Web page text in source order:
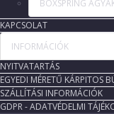
BOXSPRING
KAPCSOLAT
INFORMÁCIÓK
NYITVATARTÁS
EGYEDI MÉRETŰ KÁRPITOS
SZÁLLÍTÁSI INFORMÁCIÓK
GDPR - ADATVÉDELMI